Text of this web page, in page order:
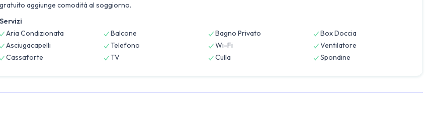
gratuito aggiunge comodità al soggiorno.
Servizi
Aria Condizionata
Balcone Bagno Privato
Box Doccia
Asciugacapelli
Telefono Wi-Fi
Ventilatore
Cassaforte
TV Culla Spondine